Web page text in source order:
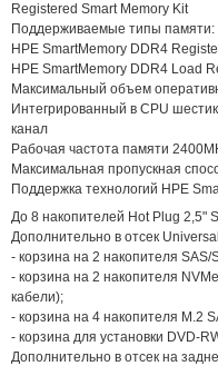
Registered Smart Memory Kit
Поддерживаемые типы памяти:
HPE SmartMemory DDR4
HPE SmartMemory DDR4 Load
Максимальный объем
Интегрированный в CPU
канал
Рабочая частота памяти
Максимальная пропускная
Поддержка технологий HPE
До 8 накопителей Hot Plug 2,5"
Дополнительно в отсек
- корзина на 2 накопителя SAS/
- корзина на 2 накопителя
кабели);
- корзина на 4 накопителя M.2
- корзина для установки DVD-
Дополнительно в отсек на